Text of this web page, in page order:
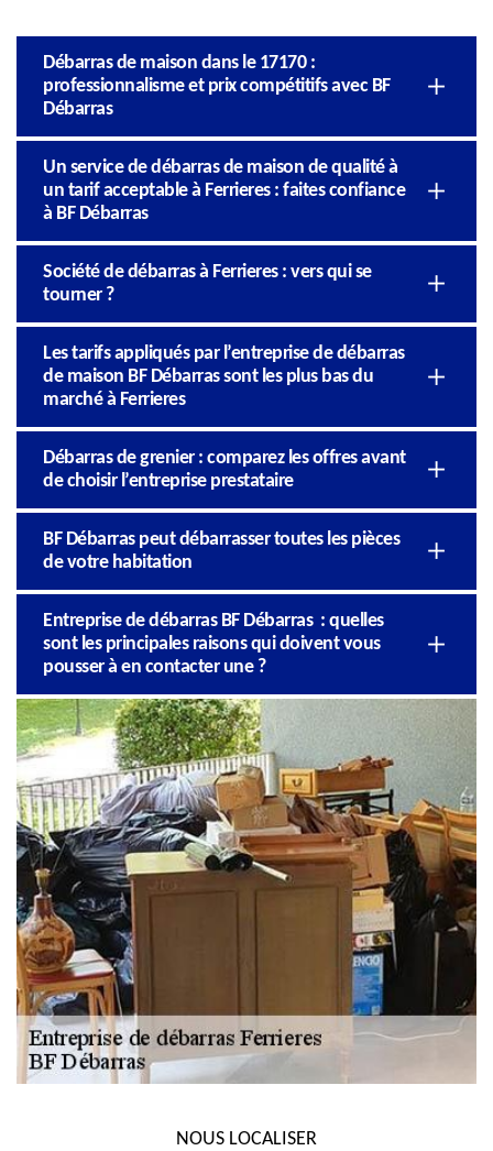
Débarras de maison dans le 17170 :
professionnalisme et prix compétitifs avec BF
Débarras
Un service de débarras de maison de qualité à
un tarif acceptable à Ferrieres : faites confiance
à BF Débarras
Société de débarras à Ferrieres : vers qui se
tourner ?
Les tarifs appliqués par l’entreprise de débarras
de maison BF Débarras sont les plus bas du
marché à Ferrieres
Débarras de grenier : comparez les offres avant
de choisir l’entreprise prestataire
BF Débarras peut débarrasser toutes les pièces
de votre habitation
Entreprise de débarras BF Débarras : quelles
sont les principales raisons qui doivent vous
pousser à en contacter une ?
NOUS LOCALISER